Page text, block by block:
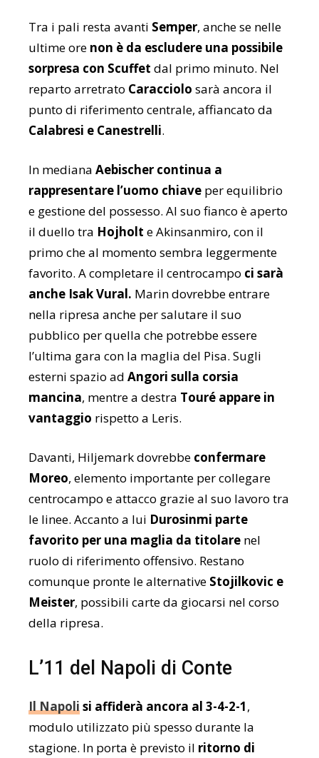
Tra i pali resta avanti Semper, anche se nelle
ultime ore non è da escludere una possibile
sorpresa con Scuffet dal primo minuto. Nel
reparto arretrato Caracciolo sarà ancora il
punto di riferimento centrale, affiancato da
Calabresi e Canestrelli.
In mediana Aebischer continua a
rappresentare l’uomo chiave per equilibrio
e gestione del possesso. Al suo fianco è aperto
il duello tra Hojholt e Akinsanmiro, con il
primo che al momento sembra leggermente
favorito. A completare il centrocampo ci sarà
anche Isak Vural. Marin dovrebbe entrare
nella ripresa anche per salutare il suo
pubblico per quella che potrebbe essere
l’ultima gara con la maglia del Pisa. Sugli
esterni spazio ad Angori sulla corsia
mancina, mentre a destra Touré appare in
vantaggio rispetto a Leris.
Davanti, Hiljemark dovrebbe confermare
Moreo, elemento importante per collegare
centrocampo e attacco grazie al suo lavoro tra
le linee. Accanto a lui Durosinmi parte
favorito per una maglia da titolare nel
ruolo di riferimento offensivo. Restano
comunque pronte le alternative Stojilkovic e
Meister, possibili carte da giocarsi nel corso
della ripresa.
L’11 del Napoli di Conte
Il Napolisi affiderà ancora al 3-4-2-1,
modulo utilizzato più spesso durante la
stagione. In porta è previsto il ritorno di